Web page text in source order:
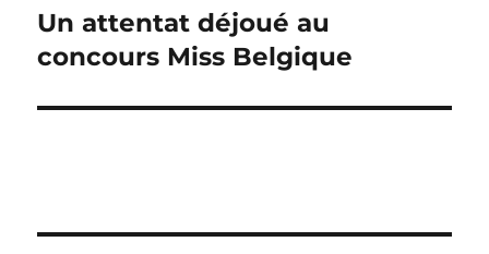
Publication
suivante :
Un attentat déjoué au
concours Miss Belgique